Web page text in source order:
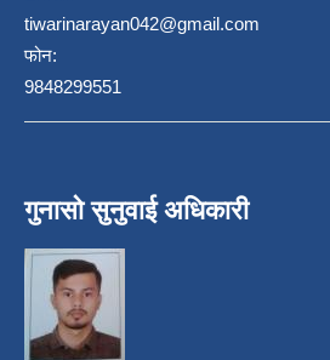
tiwarinarayan042@gmail.com
फोन:
9848299551
गुनासो सुनुवाई अधिकारी